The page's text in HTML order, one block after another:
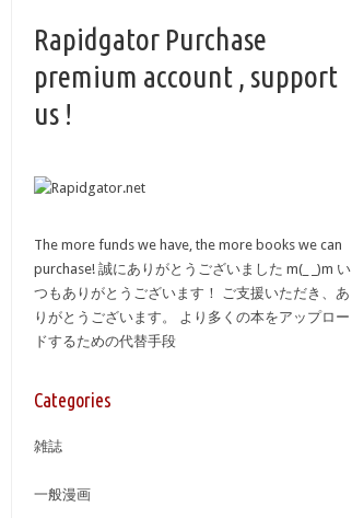
Rapidgator Purchase
premium account , support
us !
The more funds we have, the more books we can
purchase! 誠にありがとうございました m(_ _)m い
つもありがとうございます！ ご支援いただき、あ
りがとうございます。 より多くの本をアップロー
ドするための代替手段
Categories
雑誌
一般漫画